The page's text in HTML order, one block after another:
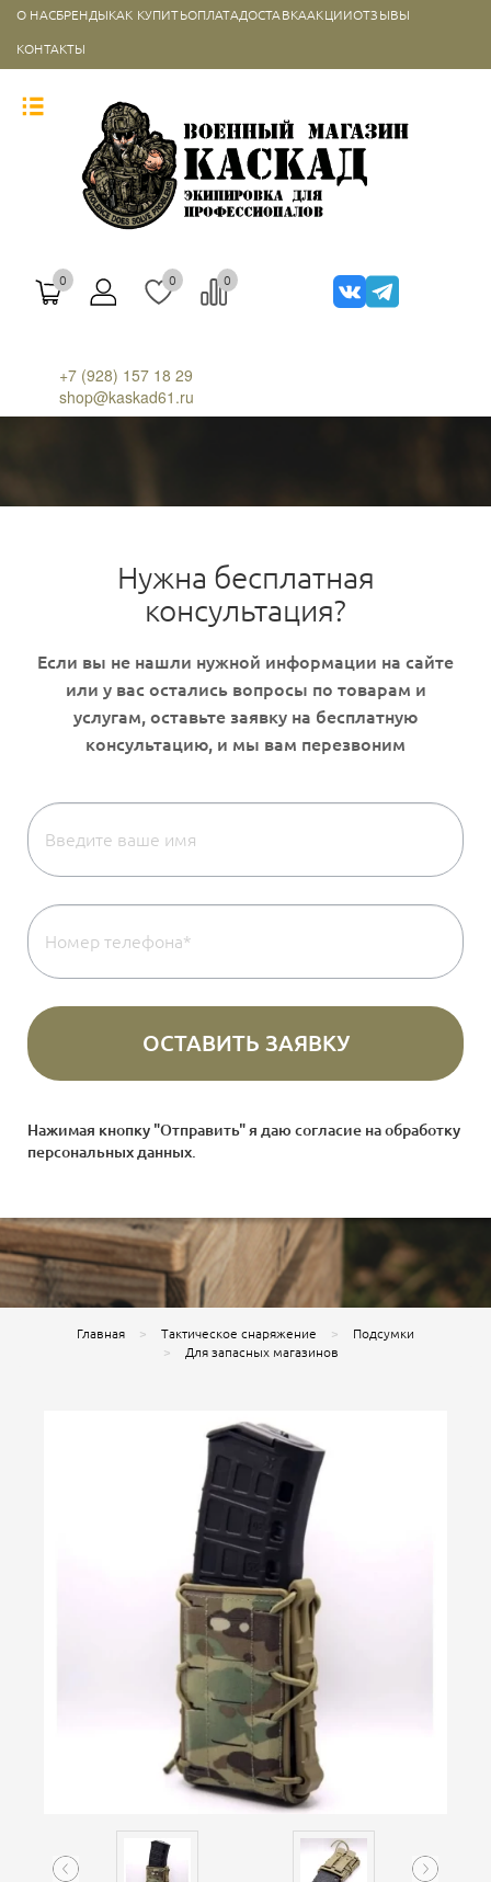
О НАСБРЕНДЫКАК КУПИТЬОПЛАТАДОСТАВКААКЦИИОТЗЫВЫ
КОНТАКТЫ
0 0 0
+7 (928) 157 18 29
shop@kaskad61.ru
Нужна бесплатная
консультация?
Нажимая кнопку "Отправить" я даю согласие наобработку
персональных данных
Главная Тактическое снаряжение
Подсумки
Для запасных магазинов